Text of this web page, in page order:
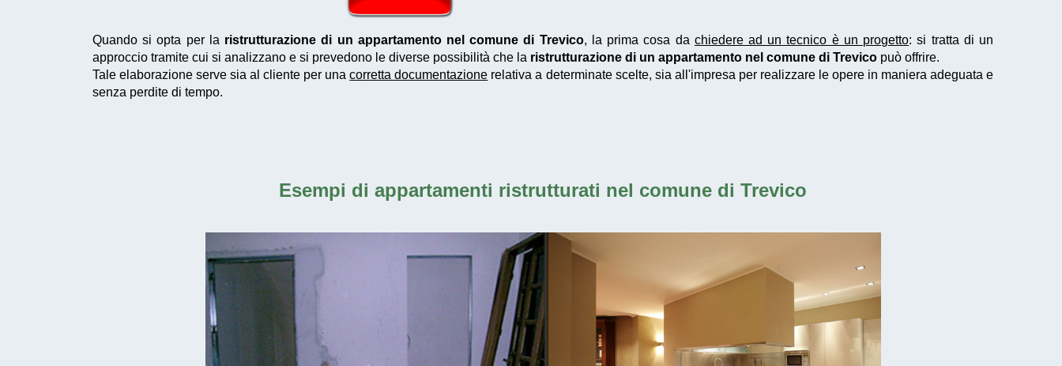
Quando si opta per la ristrutturazione di un appartamento nel comune di Trevico, la prima cosa da chiedere ad un tecnico è un progetto: si tratta di un
approccio tramite cui si analizzano e si prevedono le diverse possibilità che la ristrutturazione di un appartamento nel comune di Trevico può offrire.
Tale elaborazione serve sia al cliente per unacorretta documentazione relativa a determinate scelte, sia all'impresa per realizzare le opere in maniera adeguata e
senza perdite di tempo.
Esempi di appartamenti ristrutturati nel comune di Trevico